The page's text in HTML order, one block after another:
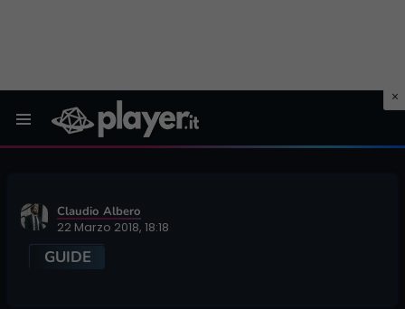
Claudio Albero
22 Marzo 2018, 18:18
GUIDE